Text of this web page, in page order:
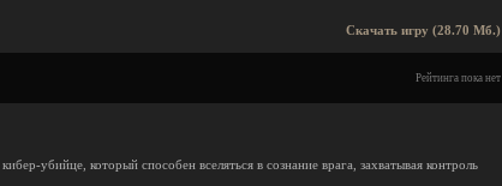
Скачать игру (28.70 Мб.)
Рейтинга пока нет
убийце, который способен вселяться в сознание врага, захватывая контроль